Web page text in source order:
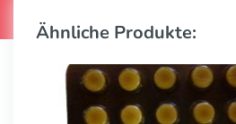
Ähnliche Produkte: